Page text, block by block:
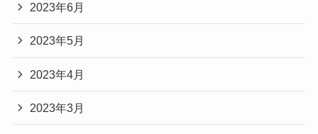
2023年6月
2023年5月
2023年4月
2023年3月